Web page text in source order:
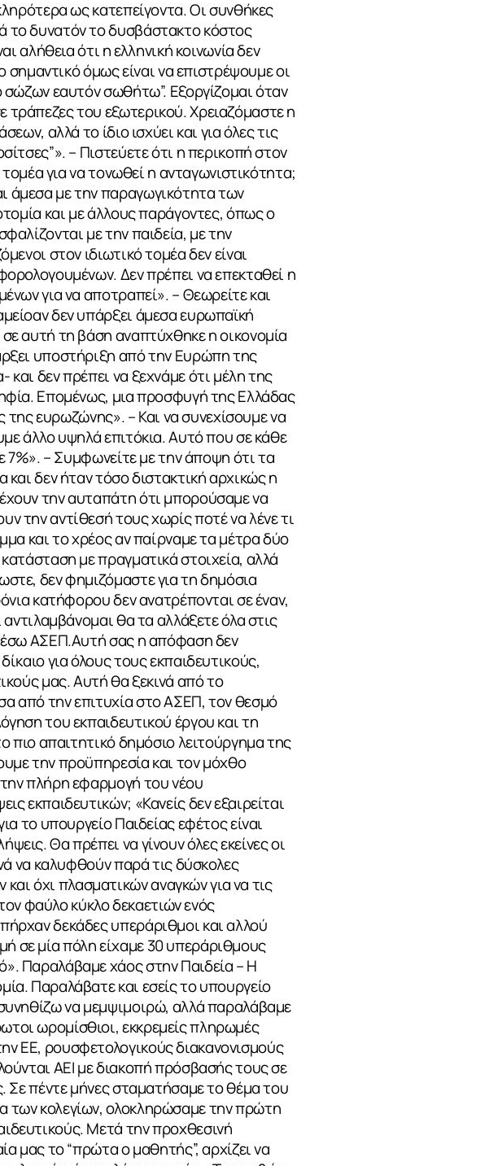
ως κατεπείγοντα. Οι συνθήκες
το δυνατόν το δυσβάστακτο κόστος
αλήθεια ότι η ελληνική κοινωνία δεν
σημαντικό όμως είναι να επιστρέψουμε οι
σώζων εαυτόν σωθήτω”. Εξοργίζομαι όταν
του εξωτερικού. Χρειαζόμαστε η
αλλά το ίδιο ισχύει και για όλες τις
– Πιστεύετε ότι η περικοπή στον
για να τονωθεί η ανταγωνιστικότητα;
άμεσα με την παραγωγικότητα των
και με άλλους παράγοντες, όπως ο
με την παιδεία, με την
στον ιδιωτικό τομέα δεν είναι
Δεν πρέπει να επεκταθεί η
για να αποτραπεί». – Θεωρείτε και
δεν υπάρξει άμεσα ευρωπαϊκή
αυτή τη βάση αναπτύχθηκε η οικονομία
υποστήριξη από την Ευρώπη της
δεν πρέπει να ξεχνάμε ότι μέλη της
Επομένως, μια προσφυγή της Ελλάδας
της ευρωζώνης». – Και να συνεχίσουμε να
άλλο υψηλά επιτόκια. Αυτό που σε κάθε
7%». – Συμφωνείτε με την άποψη ότι τα
δεν ήταν τόσο διστακτική αρχικώς η
την αυταπάτη ότι μπορούσαμε να
την αντίθεσή τους χωρίς ποτέ να λένε τι
και το χρέος αν παίρναμε τα μέτρα δύο
με πραγματικά στοιχεία, αλλά
δεν φημιζόμαστε για τη δημόσια
κατήφορου δεν ανατρέπονται σε έναν,
θα τα αλλάξετε όλα στις
ΑΣΕΠ.Αυτή σας η απόφαση δεν
για όλους τους εκπαιδευτικούς,
μας. Αυτή θα ξεκινά από το
από την επιτυχία στο ΑΣΕΠ, τον θεσμό
του εκπαιδευτικού έργου και τη
πιο απαιτητικό δημόσιο λειτούργημα της
την προϋπηρεσία και τον μόχθο
πλήρη εφαρμογή του νέου
εκπαιδευτικών; «Κανείς δεν εξαιρείται
το υπουργείο Παιδείας εφέτος είναι
Θα πρέπει να γίνουν όλες εκείνες οι
να καλυφθούν παρά τις δύσκολες
όχι πλασματικών αναγκών για να τις
φαύλο κύκλο δεκαετιών ενός
δεκάδες υπεράριθμοι και αλλού
σε μία πόλη είχαμε 30 υπεράριθμους
Παραλάβαμε χάος στην Παιδεία – Η
Παραλάβατε και εσείς το υπουργείο
να μεμψιμοιρώ, αλλά παραλάβαμε
ωρομίσθιοι, εκκρεμείς πληρωμές
ΕΕ, ρουσφετολογικούς διακανονισμούς
ΑΕΙ με διακοπή πρόσβασής τους σε
Σε πέντε μήνες σταματήσαμε το θέμα του
των κολεγίων, ολοκληρώσαμε την πρώτη
Μετά την προχθεσινή
μας το “πρώτα ο μαθητής”, αρχίζει να